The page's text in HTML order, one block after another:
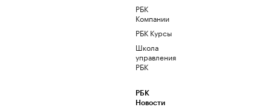
РБК
Компании
РБК Курсы
Школа
управления
РБК
РБК
Новости